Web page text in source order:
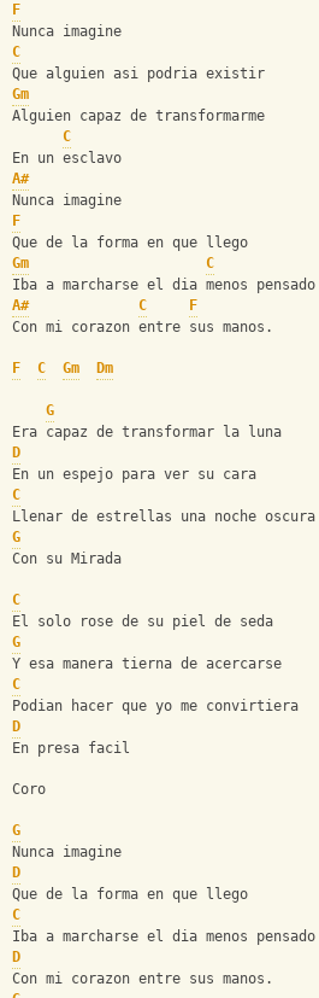
F
Nunca imagine
C
Que alguien asi podria existir
Gm
Alguien capaz de transformarme
C
En un esclavo
A#
Nunca imagine
F
Que de la forma en que llego
Gm
C
Iba a marcharse el dia menos pensado
A#
C
F
Con mi corazon entre sus manos.
F C Gm Dm
G
Era capaz de transformar la luna
D
En un espejo para ver su cara
C
Llenar de estrellas una noche oscura
G
Con su Mirada
C
El solo rose de su piel de seda
G
Y esa manera tierna de acercarse
C
Podian hacer que yo me convirtiera
D
En presa facil
Coro
G
Nunca imagine
D
Que de la forma en que llego
C
Iba a marcharse el dia menos pensado
D
Con mi corazon entre sus manos.